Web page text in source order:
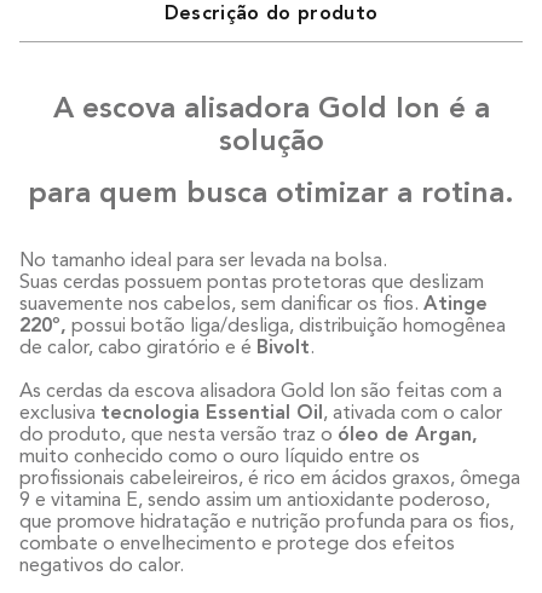
Descrição do produto
A escova alisadora Gold Ion é a
solução
para quem busca otimizar a rotina.
No tamanho ideal para ser levada na bolsa.
Suas cerdas possuem pontas protetoras que deslizam
suavemente nos cabelos, sem danificar os fios. Atinge
220º, possui botão liga/desliga, distribuição homogênea
de calor, cabo giratório e é Bivolt.
As cerdas da escova alisadora Gold Ion são feitas com a
exclusiva tecnologia Essential Oil, ativada com o calor
do produto, que nesta versão traz o óleo de Argan,
muito conhecido como o ouro líquido entre os
profissionais cabeleireiros, é rico em ácidos graxos, ômega
9 e vitamina E, sendo assim um antioxidante poderoso,
que promove hidratação e nutrição profunda para os fios,
combate o envelhecimento e protege dos efeitos
negativos do calor.